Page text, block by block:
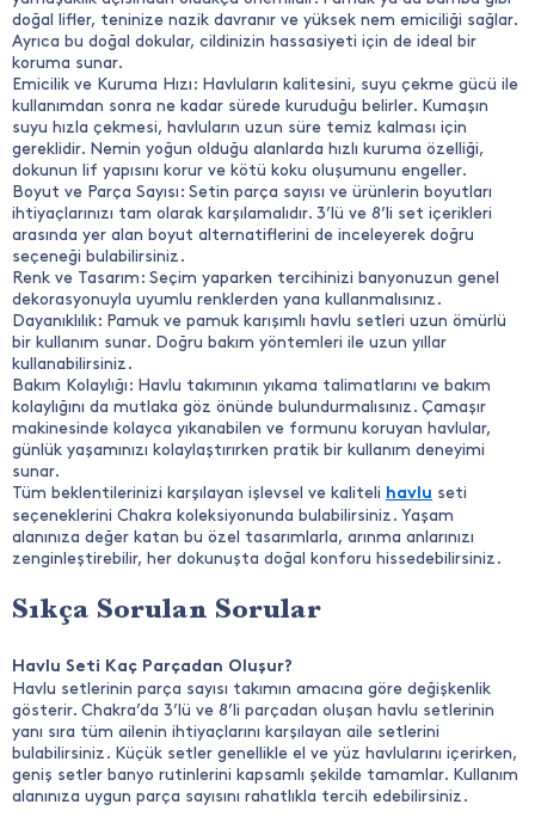
doğal lifler, teninize nazik davranır ve yüksek nem emiciliği sağlar.
Ayrıca bu doğal dokular, cildinizin hassasiyeti için de ideal bir
koruma sunar.
Emicilik ve Kuruma Hızı: Havluların kalitesini, suyu çekme gücü ile
kullanımdan sonra ne kadar sürede kuruduğu belirler. Kumaşın
suyu hızla çekmesi, havluların uzun süre temiz kalması için
gereklidir. Nemin yoğun olduğu alanlarda hızlı kuruma özelliği,
dokunun lif yapısını korur ve kötü koku oluşumunu engeller.
Boyut ve Parça Sayısı: Setin parça sayısı ve ürünlerin boyutları
ihtiyaçlarınızı tam olarak karşılamalıdır. 3’lü ve 8’li set içerikleri
arasında yer alan boyut alternatiflerini de inceleyerek doğru
seçeneği bulabilirsiniz.
Renk ve Tasarım: Seçim yaparken tercihinizi banyonuzun genel
dekorasyonuyla uyumlu renklerden yana kullanmalısınız.
Dayanıklılık: Pamuk ve pamuk karışımlı havlu setleri uzun ömürlü
bir kullanım sunar. Doğru bakım yöntemleri ile uzun yıllar
kullanabilirsiniz.
Bakım Kolaylığı: Havlu takımının yıkama talimatlarını ve bakım
kolaylığını da mutlaka göz önünde bulundurmalısınız. Çamaşır
makinesinde kolayca yıkanabilen ve formunu koruyan havlular,
günlük yaşamınızı kolaylaştırırken pratik bir kullanım deneyimi
sunar.
Tüm beklentilerinizi karşılayan işlevsel ve kaliteli havlu seti
seçeneklerini Chakra koleksiyonunda bulabilirsiniz. Yaşam
alanınıza değer katan bu özel tasarımlarla, arınma anlarınızı
zenginleştirebilir, her dokunuşta doğal konforu hissedebilirsiniz.
Sıkça Sorulan Sorular
Havlu Seti Kaç Parçadan Oluşur?
Havlu setlerinin parça sayısı takımın amacına göre değişkenlik
gösterir. Chakra’da 3’lü ve 8’li parçadan oluşan havlu setlerinin
yanı sıra tüm ailenin ihtiyaçlarını karşılayan aile setlerini
bulabilirsiniz. Küçük setler genellikle el ve yüz havlularını içerirken,
geniş setler banyo rutinlerini kapsamlı şekilde tamamlar. Kullanım
alanınıza uygun parça sayısını rahatlıkla tercih edebilirsiniz.